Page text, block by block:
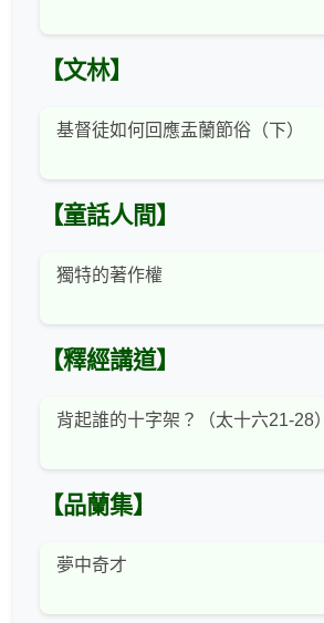
【文林】
基督徒如何回應盂蘭節俗（下）
【童話人間】
獨特的著作權
【釋經講道】
背起誰的十字架？（太十六21-28）
【品蘭集】
夢中奇才